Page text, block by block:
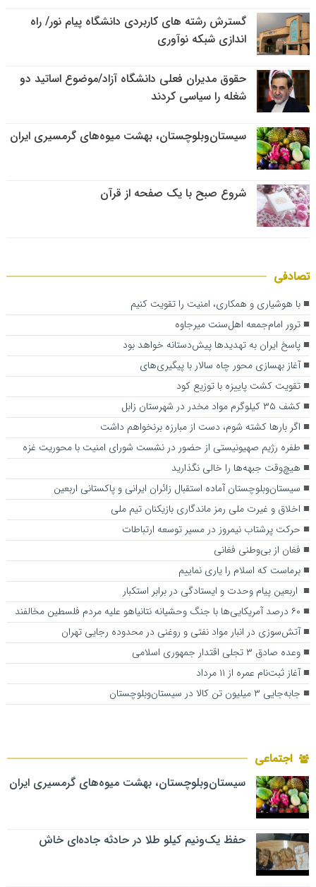
گسترش رشته های کاربردی دانشگاه پیام نور/ راه
اندازی شبکه نوآوری
حقوق مدیران فعلی دانشگاه آزاد/موضوع اساتید دو
شغله را سیاسی کردند
سیستان‌وبلوچستان، بهشت میوه‌های گرمسیری ایران
شروع صبح با یک صفحه از قرآن
تصادفی
با هوشیاری و همکاری، امنیت را تقویت کنیم
ترور امام‌جمعه اهل‌سنت میرجاوه
پاسخ ایران به تهدیدها پیش‌دستانه خواهد بود
آغاز بهسازی محور چاه سالار با پیگیری‌های
تقویت کشت پاییزه با توزیع کود
کشف ۳۵ کیلوگرم مواد مخدر در شهرستان زابل
اگر بارها کشته شوم، دست از مبارزه برنخواهم داشت
طفره رژیم صهیونیستی از حضور در نشست شورای امنیت با محوریت غزه
هیچ‌وقت جبهه‌ها را خالی نگذارید
سیستان‌وبلوچستان آماده استقبال زائران ایرانی و پاکستانی اربعین
اخلاق و غیرت ملی رمز ماندگاری بازیکنان تیم ملی
حرکت پرشتاب نیمروز در مسیر توسعه ارتباطات
فغان از بی‌وطنی فغانی
برماست که اسلام را یاری نماییم
اربعین پیام وحدت و ایستادگی در برابر استکبار
۶۰ درصد آمریکایی‌ها با جنگ وحشیانه نتانیاهو علیه مردم فلسطین مخالفند
آتش‌سوزی در انبار مواد نفتی و روغنی در محدوده رجایی تهران
وعده صادق ۳ تجلی اقتدار جمهوری اسلامی
آغاز ثبت‌نام عمره از ۱۱ مرداد
جابه‌جایی ۳ میلیون تن کالا در سیستان‌وبلوچستان
اجتماعی
سیستان‌وبلوچستان، بهشت میوه‌های گرمسیری ایران
حفظ یک‌ونیم کیلو طلا در حادثه جاده‌ای خاش